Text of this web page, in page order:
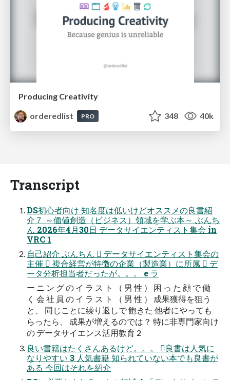
Producing Creativity
orderedlist
PRO 348 40k
Transcript
DS初心者向け 知名度は低いけどオススメの良書紹
介７ ～価値創造（ビジネス）領域を学ぶ本～ ぶんち
ん 2026年4月30日 データサイエンティスト集会 in
VRC 1
自己紹介 ぶんちん  データサイエンティスト集会の
主催  複合経営が特徴の企業（製造業）に所属  デ
ータ分析担当者だったが。。。 e ラ
ー ニ ン グ の イ ラ ス ト （ 男 性 ） 困 っ た 顔 で 働
く 会 社 員 の イ ラ ス ト （ 男 性 ） 成果獲得を狙う
と、 同じことに繰り返しで 飽きた 他者にやっても
らったら、 成果が増えるのでは？ 特に非専門家向け
の データサイエンス活用教育 2
良い書籍はたくさんあるけど。。。 良書は人気に
なりやすい 3 人気書籍 知られていない本でも良書が
ある 今回はそれを紹介